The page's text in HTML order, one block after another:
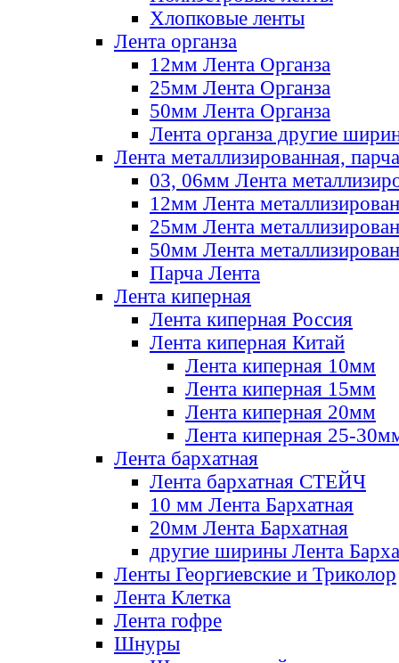
Хлопковые ленты
Лента органза
12мм Лента Органза
25мм Лента Органза
50мм Лента Органза
Лента органза другие
Лента металлизированная, парча
03, 06мм Лента
12мм Лента
25мм Лента
50мм Лента
Парча Лента
Лента киперная
Лента киперная Россия
Лента киперная Китай
Лента киперная 10мм
Лента киперная 15мм
Лента киперная 20мм
Лента киперная 25-
Лента бархатная
Лента бархатная СТЕЙЧ
10 мм Лента Бархатная
20мм Лента Бархатная
другие ширины Лента
Ленты Георгиевские и Триколор
Лента Клетка
Лента гофре
Шнуры